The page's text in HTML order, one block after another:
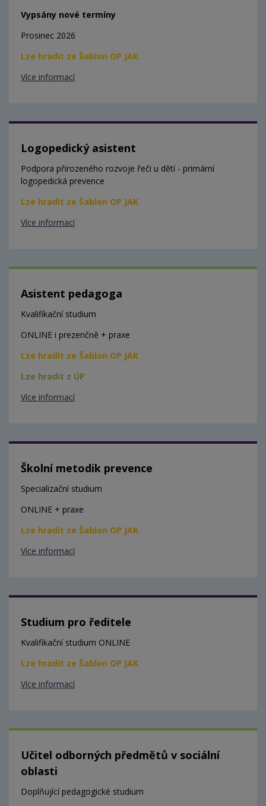
Vypsány nové termíny
Prosinec 2026
Lze hradit ze Šablon OP JAK
Více informací
Logopedický asistent
Podpora přirozeného rozvoje řeči u dětí - primární
logopedická prevence
Lze hradit ze Šablon OP JAK
Více informací
Asistent pedagoga
Kvalifikační studium
ONLINE i prezenčně + praxe
Lze hradit ze Šablon OP JAK
Lze hradit z ÚP
Více informací
Školní metodik prevence
Specializační studium
ONLINE + praxe
Lze hradit ze Šablon OP JAK
Více informací
Studium pro ředitele
Kvalifikační studium ONLINE
Lze hradit ze Šablon OP JAK
Více informací
Učitel odborných předmětů v sociální
oblasti
Doplňující pedagogické studium